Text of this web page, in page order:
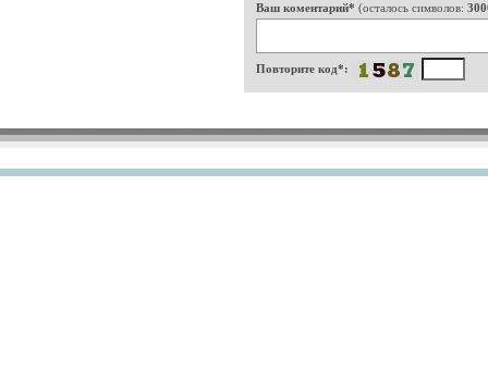
Ваш коментарий* (осталось символов:
Повторите код*: